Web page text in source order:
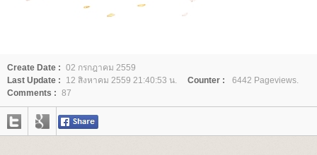
Create Date : 02 กรกฎาคม 2559
Last Update :
12 สิงหาคม 2559 21:40:53 น. Counter :
6442 Pageviews.
Comments : 87